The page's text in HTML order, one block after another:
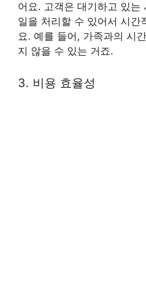
어요. 고객은 대기하고 있는
일을 처리할 수 있어서 시간
요. 예를 들어, 가족과의 시
지 않을 수 있는 거죠.
3. 비용 효율성